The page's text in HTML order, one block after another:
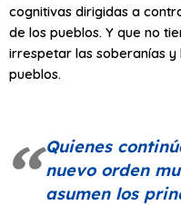
cognitivas dirigidas a
de los pueblos. Y que no
irrespetar las soberanías
pueblos.
Quienes
nuevo orden
asumen los